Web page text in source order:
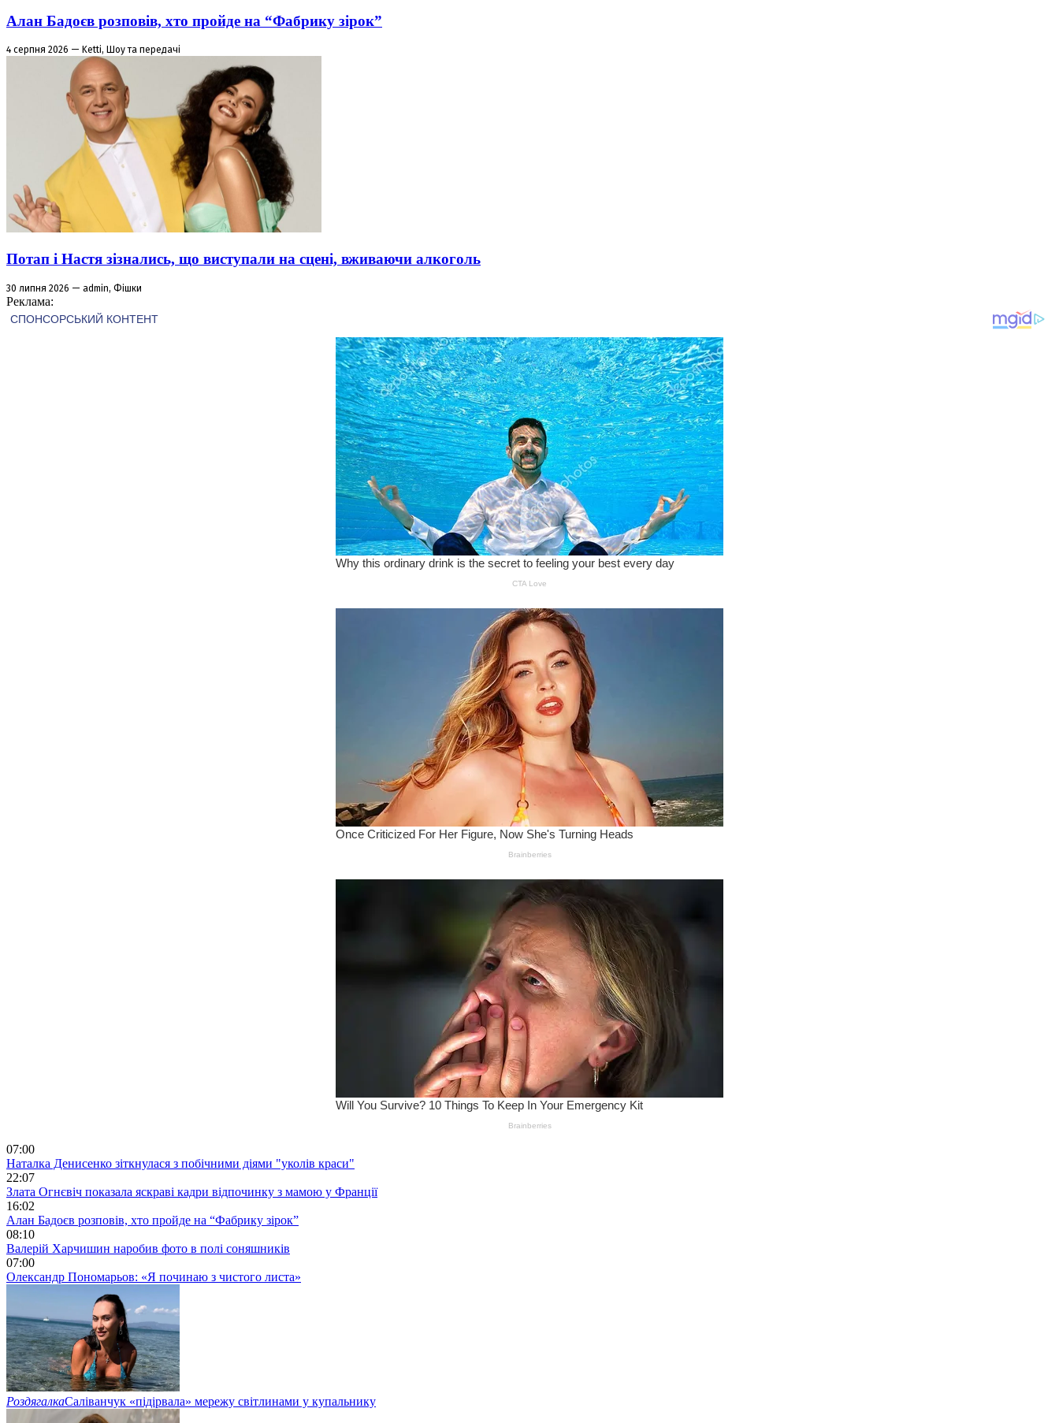
Алан Бадоєв розповів, хто пройде на “Фабрику зірок”
4 серпня 2026 — Ketti, Шоу та передачі
Потап і Настя зізнались, що виступали на сцені, вживаючи алкоголь
30 липня 2026 — admin, Фішки
Реклама:
07:00
Наталка Денисенко зіткнулася з побічними діями "уколів краси"
22:07
Злата Огнєвіч показала яскраві кадри відпочинку з мамою у Франції
16:02
Алан Бадоєв розповів, хто пройде на “Фабрику зірок”
08:10
Валерій Харчишин наробив фото в полі соняшників
07:00
Олександр Пономарьов: «Я починаю з чистого листа»
РоздягалкаСаліванчук «підірвала» мережу світлинами у купальнику